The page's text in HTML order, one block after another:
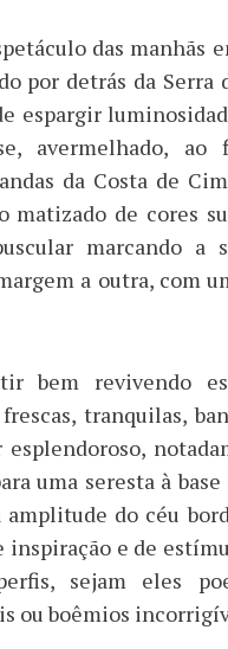
das manhãs
por detrás da Serra
espargir
avermelhado,
da Costa de
matizado de cores
marcando a
a outra, com
bem revivendo
tranquilas,
uma seresta à
do céu
e de
sejam eles
ou boêmios